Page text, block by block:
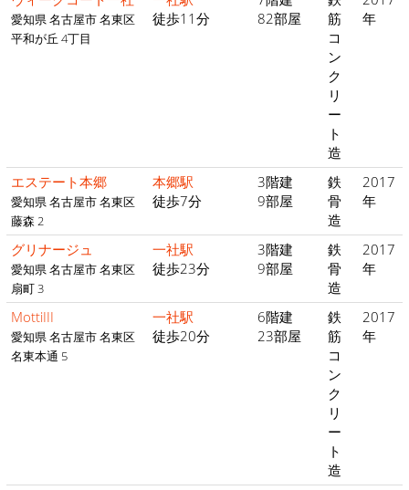
愛知県 名古屋市 名東区
平和が丘 4丁目
徒歩11分
82部屋
筋
コ
ン
ク
リ
ー
ト
造
年
エステート本郷
愛知県 名古屋市 名東区
藤森 2
本郷駅
徒歩7分
3階建
9部屋
鉄
骨
造
2017
年
グリナージュ
愛知県 名古屋市 名東区
扇町 3
一社駅
徒歩23分
3階建
9部屋
鉄
骨
造
2017
年
MottiIII
愛知県 名古屋市 名東区
名東本通 5
一社駅
徒歩20分
6階建
23部屋
鉄
筋
コ
ン
ク
リ
ー
ト
造
2017
年